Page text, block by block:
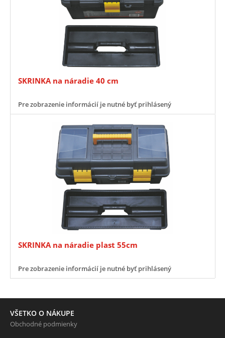
SKRINKA na náradie 40 cm
Pre zobrazenie informácií je nutné byť prihlásený
SKRINKA na náradie plast 55cm
Pre zobrazenie informácií je nutné byť prihlásený
VŠETKO O NÁKUPE
Obchodné podmienky